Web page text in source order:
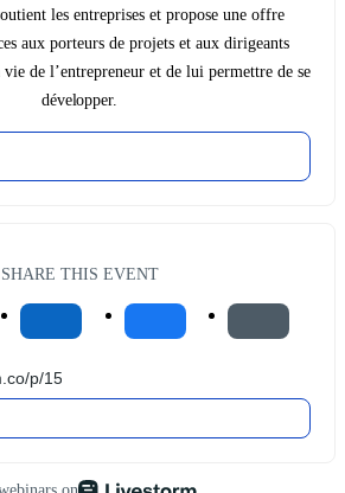
les entreprises et propose une offre
aux porteurs de projets et aux dirigeants
de l’entrepreneur et de lui permettre de se
développer.
SHARE THIS EVENT